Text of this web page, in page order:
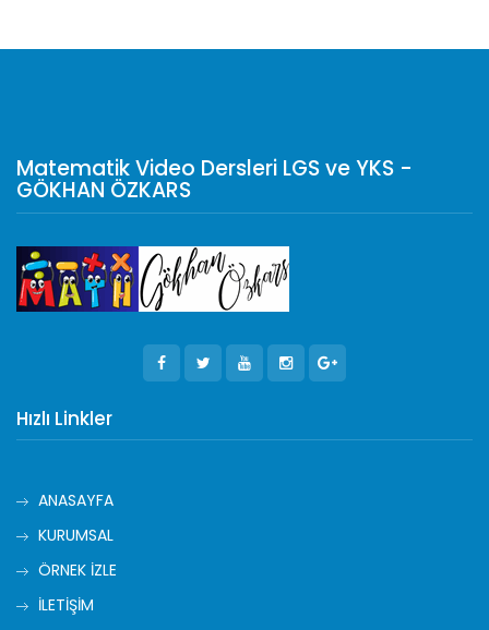
Matematik Video Dersleri LGS ve YKS -
GÖKHAN ÖZKARS
Hızlı Linkler
ANASAYFA
KURUMSAL
ÖRNEK İZLE
İLETİŞİM